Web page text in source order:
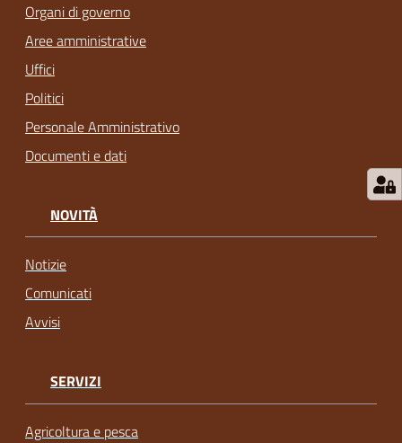
Organi di governo
Aree amministrative
Uffici
Politici
Personale Amministrativo
Documenti e dati
NOVITÀ
Notizie
Comunicati
Avvisi
SERVIZI
Agricoltura e pesca